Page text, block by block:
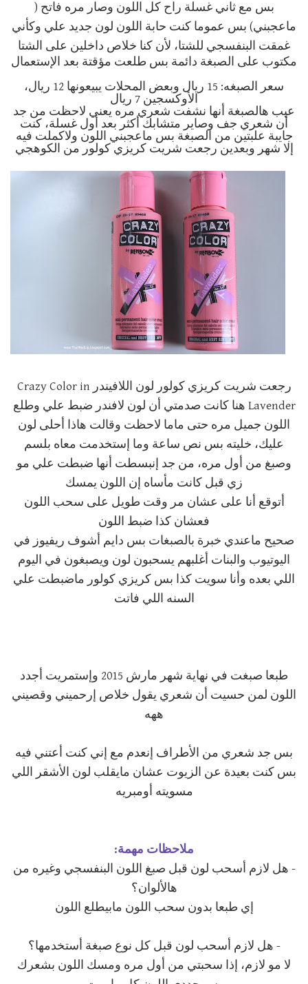
بس مع ثاني غسلة راح كل اللون وصار مره فاتح (
ماعجبني) بس عموما كنت حابة اللون لون جديد علي وكأني
غمقت البنفسجي للشتا، لأن كنا خلاص داخلين على الشتا
مكتوب على الصبغة دائمة بس طلعت مؤقتة بعد الإستعمال
سعر الصبغه: 15 ريال وبعض المحلات يبيعونها 12 ريال،
الأوكسجين 7 ريال
عيب هالصبغة أنها نشفت شعري مره يعني لاحظت من جد
أن شعري جف وصاير متشابك أكثر بعد أول غسلة، كنت
جايبة علبتين من الصبغة بس ماعجبني اللون ولاكملت فيه
إلا شهر وبعدين رجعت شريت كريزي كولور من الكوهجي
رجعت شريت كريزي كولور لون اللافيندر Crazy Color in
Lavender هنا كانت صدمتي أن لون لافندر ضبط علي وطلع
اللون جميل مره حتى ماما لاحظت وقالت هاذا أحلى لون
عليك، خليته بس نص ساعة وما إستخدمت معاه بلسم
وصبغ من أول مره، من جد إنبسطت أنها ضبطت علي مو
زي قبل كانت مأساه إن اللون يمسك
أتوقع أنا على عشان مر وقت طويل على سحب اللون
فعشان كذا ضبط اللون
صحيح ماعندي خبرة بالصبغات بس دايم أشوف ريفيوز في
اليوتيوب والبنات أغلبهم يسحبون لون ويصبغون في اليوم
اللي بعده وأنا سويت كذا بس كريزي كولور ماضبطت علي
السنه اللي فاتت
طبعا صبغت في نهاية شهر مارش 2015 وإستمريت أجدد
اللون لمن حسيت أن شعري يقول خلاص إرحميني وقصيني
ههه
بس جد شعري من الأطراف إنعدم مع إني كنت أعتني فيه
بس كنت بعيدة عن الزيوت عشان مايقلب لون الأشقر اللي
مسويته أومبريه
ملاحظات مهمة:
- هل لازم أسحب لون قبل صبغ اللون البنفسجي وغيره من
هالألوان؟
إي طبعا بدون سحب اللون مابيطلع اللون
- هل لازم أسحب لون قبل كل نوع صبغة أستخدمها؟
لا مو لازم، إذا سحبتي من أول مره ومسك اللون بشعرك